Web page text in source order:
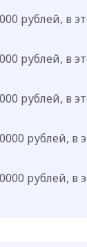
рублей, в
рублей, в
рублей, в
рублей, в
рублей, в